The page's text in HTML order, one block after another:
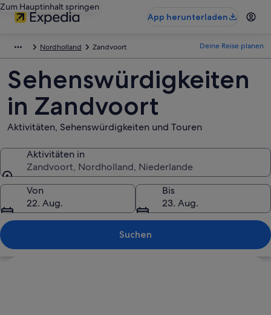
Zum Hauptinhalt springen
App herunterladen
Nordholland Zandvoort Deine Reise planen
Sehenswürdigkeiten
in Zandvoort
Aktivitäten, Sehenswürdigkeiten und Touren
Aktivitäten in
Zandvoort, Nordholland, Niederlande
Aktivitäten in
Von
22. Aug.
Bis
23. Aug.
Suchen